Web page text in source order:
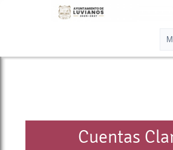
Cuentas